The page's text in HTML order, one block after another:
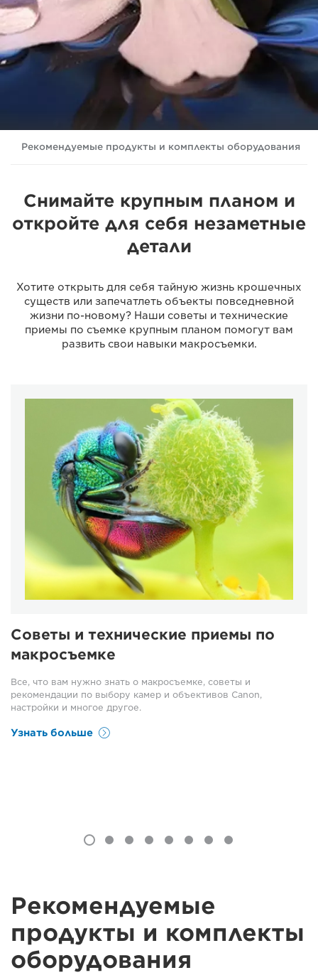
Рекомендуемые продукты и комплекты оборудования
Снимайте крупным планом и
откройте для себя незаметные
детали
Хотите открыть для себя тайную жизнь крошечных
существ или запечатлеть объекты повседневной
жизни по-новому? Наши советы и технические
приемы по съемке крупным планом помогут вам
развить свои навыки макросъемки.
Советы и технические приемы по
макросъемке
Все, что вам нужно знать о макросъемке, советы и
рекомендации по выбору камер и объективов Canon,
настройки и многое другое.
Узнать больше
Рекомендуемые
продукты и комплекты
оборудования